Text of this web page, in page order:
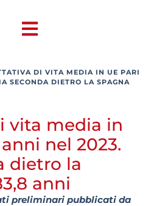
DI VITA MEDIA IN UE PARI
SECONDA DIETRO LA SPAGNA
vita media in
nel 2023.
dietro la
anni
preliminari pubblicati da